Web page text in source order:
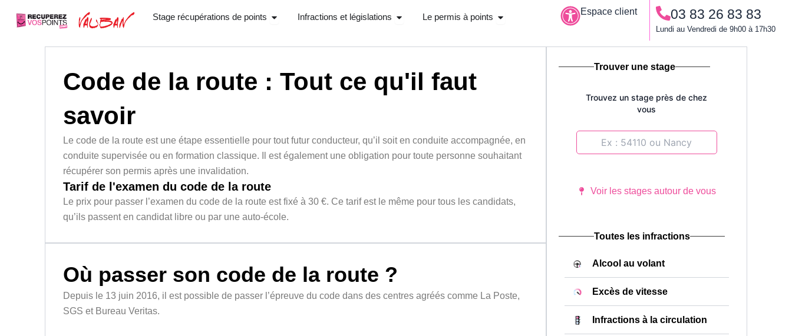
Stage récupérations de points Ouvrir Stage récupérations de points
Infractions et législations Ouvrir Infractions et législations
Le permis à points Ouvrir Le permis à pointsEspace client 03 83 26 83 83
Lundi au Vendredi de 9h00 à 17h30
Code de la route : Tout ce qu'il faut
savoir
Le code de la route est une étape essentielle pour tout futur conducteur, qu’il soit en conduite accompagnée, en
conduite supervisée ou en formation classique. Il est également une obligation pour toute personne souhaitant
récupérer son permis après une invalidation.
Tarif de l'examen du code de la route
Le prix pour passer l’examen du code de la route est fixé à 30 €. Ce tarif est le même pour tous les candidats,
qu’ils passent en candidat libre ou par une auto-école.
Où passer son code de la route ?
Depuis le 13 juin 2016, il est possible de passer l’épreuve du code dans des centres agréés comme La Poste,
SGS et Bureau Veritas.
Trouver une stage
Trouvez un stage près de chez
vous
Voir les stages autour de vous
Toutes les infractions
Alcool au volant
Excès de vitesse
Infractions à la circulation